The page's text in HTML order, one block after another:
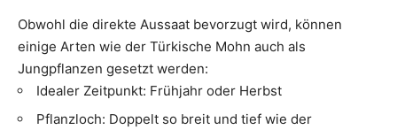
Obwohl die direkte Aussaat bevorzugt wird, können
einige Arten wie der Türkische Mohn auch als
Jungpflanzen gesetzt werden:
Idealer Zeitpunkt: Frühjahr oder Herbst
Pflanzloch: Doppelt so breit und tief wie der